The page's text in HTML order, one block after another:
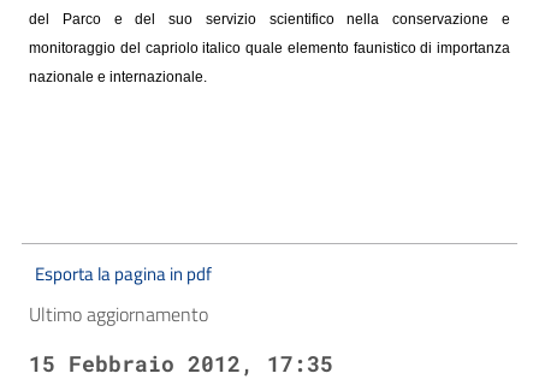
del Parco e del suo servizio scientifico nella conservazione e
monitoraggio del capriolo italico quale elemento faunistico di importanza
nazionale e internazionale.
Esporta la pagina in pdf
Ultimo aggiornamento
15 Febbraio 2012, 17:35